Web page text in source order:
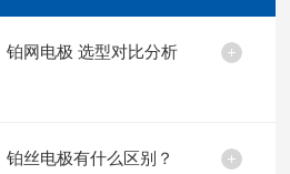
网电极 选型对比分析
丝电极有什么区别？